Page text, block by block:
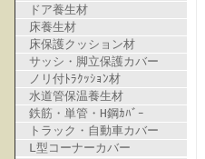
ドア養生材
床養生材
床保護クッション材
サッシ・脚立保護カバー
ノリ付ﾄﾗｸｯｼｮﾝ材
水道管保温養生材
鉄筋・単管・H鋼ｶﾊﾞｰ
トラック・自動車カバー
L型コーナーカバー